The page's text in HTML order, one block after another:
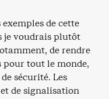
de cette
je voudrais plutôt
de rendre
pour tout le monde,
sécurité. Les
de signalisation